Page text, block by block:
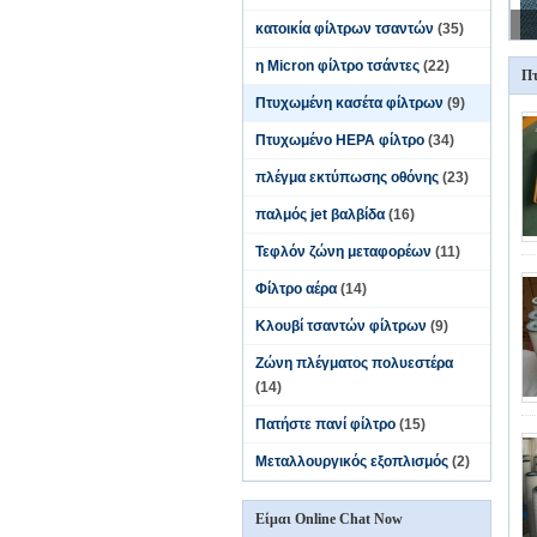
κατοικία φίλτρων τσαντών (35)
η Micron φίλτρο τσάντες (22)
Πτυχωμένη κασέτα φίλτρων (9)
Πτυχωμένο HEPA φίλτρο (34)
πλέγμα εκτύπωσης οθόνης (23)
παλμός jet βαλβίδα (16)
Τεφλόν ζώνη μεταφορέων (11)
Φίλτρο αέρα (14)
Κλουβί τσαντών φίλτρων (9)
Ζώνη πλέγματος πολυεστέρα
(14)
Πατήστε πανί φίλτρο (15)
Μεταλλουργικός εξοπλισμός (2)
Είμαι Online Chat Now